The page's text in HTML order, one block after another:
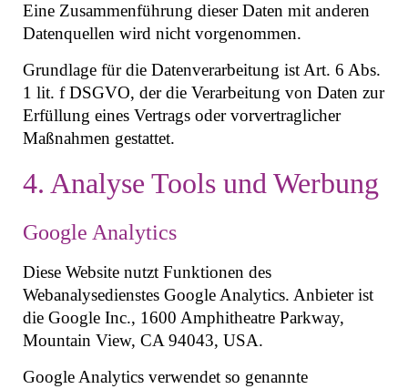
Eine Zusammenführung dieser Daten mit anderen
Datenquellen wird nicht vorgenommen.
Grundlage für die Datenverarbeitung ist Art. 6 Abs.
1 lit. f DSGVO, der die Verarbeitung von Daten zur
Erfüllung eines Vertrags oder vorvertraglicher
Maßnahmen gestattet.
4. Analyse Tools und Werbung
Google Analytics
Diese Website nutzt Funktionen des
Webanalysedienstes Google Analytics. Anbieter ist
die Google Inc., 1600 Amphitheatre Parkway,
Mountain View, CA 94043, USA.
Google Analytics verwendet so genannte